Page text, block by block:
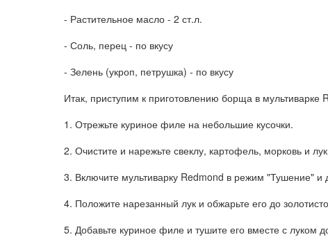
- Растительное масло - 2 ст.л.
- Соль, перец - по вкусу
- Зелень (укроп, петрушка) - по вкусу
Итак, приступим к приготовлению борща в мультиварке
1. Отрежьте куриное филе на небольшие кусочки.
2. Очистите и нарежьте свеклу, картофель, морковь и
3. Включите мультиварку Redmond в режим "Тушение" и
4. Положите нарезанный лук и обжарьте его до
5. Добавьте куриное филе и тушите его вместе с луком